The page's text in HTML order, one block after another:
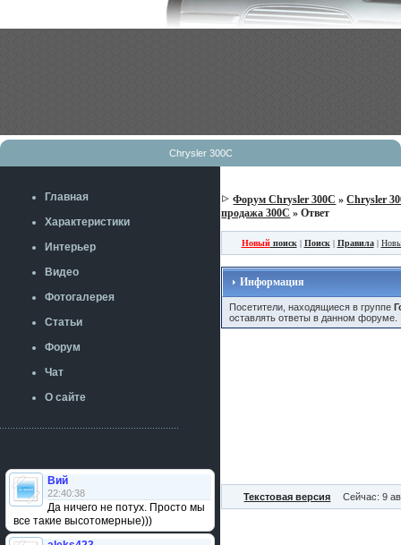
Chrysler 300C
Главная
Характеристики
Интерьер
Видео
Фотогалерея
Статьи
Форум
Чат
О сайте
Вий
22:40:38
Да ничего не потух. Просто мы
все такие высотомерные)))
Форум Chrysler 300C »Chrysler
продажа 300C » Ответ
Новыйпоиск| Поиск| Правила|
Информация
Посетители, находящиеся в группе
оставлять ответы в данном форуме.
Текстовая версия Сейчас: 9